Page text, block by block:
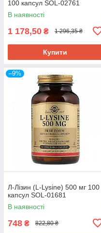
100 капсул SOL-02761
В наявності
1 178,50 ₴ 1 296,35 ₴
Купити
–9%
Л-Лізин (L-Lysine) 500 мг 100
капсул SOL-01681
В наявності
748 ₴ 822,80 ₴